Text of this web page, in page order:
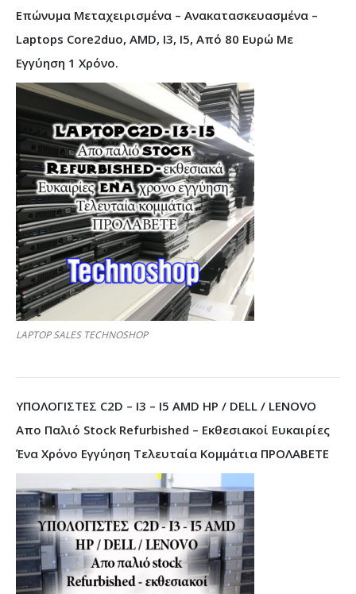
Επώνυμα Μεταχειρισμένα – Ανακατασκευασμένα –
Laptops Core2duo, AMD, I3, I5, Από 80 Ευρώ Με
Εγγύηση 1 Χρόνο.
LAPTOP SALES TECHNOSHOP
ΥΠΟΛΟΓΙΣΤΕΣ C2D – I3 – I5 AMD HP / DELL / LENOVO
Απο Παλιό Stock Refurbished – Εκθεσιακοί Ευκαιρίες
Ένα Χρόνο Εγγύηση Τελευταία Κομμάτια ΠΡΟΛΑΒΕΤΕ